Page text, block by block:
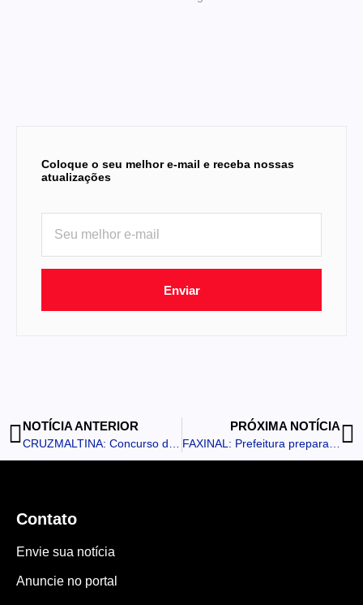
Coloque o seu melhor e-mail e receba nossas
atualizações
Enviar
NOTÍCIA ANTERIOR PRÓXIMA NOTÍCIA
Contato
Envie sua notícia
Anuncie no portal